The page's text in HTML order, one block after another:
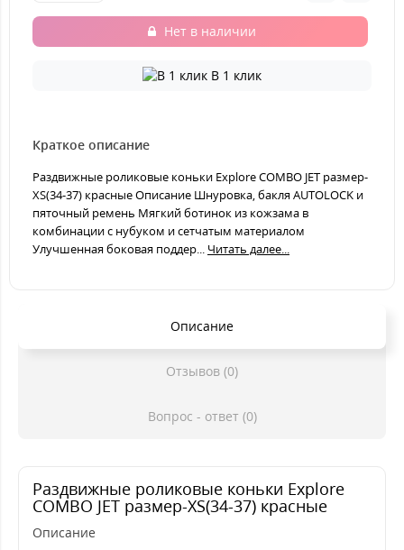
Нет в наличии
В 1 клик
Краткое описание
Раздвижные роликовые коньки Explore COMBO JET размер-
XS(34-37) красные Описание Шнуровка, бакля AUTОLOCK и
пяточный ремень Мягкий ботинок из кожзама в
комбинации с нубуком и сетчатым материалом
Улучшенная боковая поддер... Читать далее...
Описание
Отзывов (0)
Вопрос - ответ (0)
Раздвижные роликовые коньки Explore
COMBO JET размер-XS(34-37) красные
Описание